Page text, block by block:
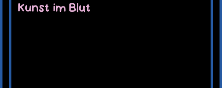
Kunst im Blut